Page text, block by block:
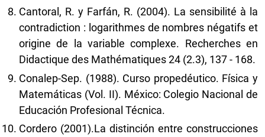
Cantoral, R. y Farfán, R. (2004). La sensibilité à la
contradiction : logarithmes de nombres négatifs et
origine de la variable complexe. Recherches en
Didactique des Mathématiques 24 (2.3), 137 - 168.
Conalep-Sep. (1988). Curso propedéutico. Física y
Matemáticas (Vol. II). México: Colegio Nacional de
Educación Profesional Técnica.
Cordero (2001).La distinción entre construcciones